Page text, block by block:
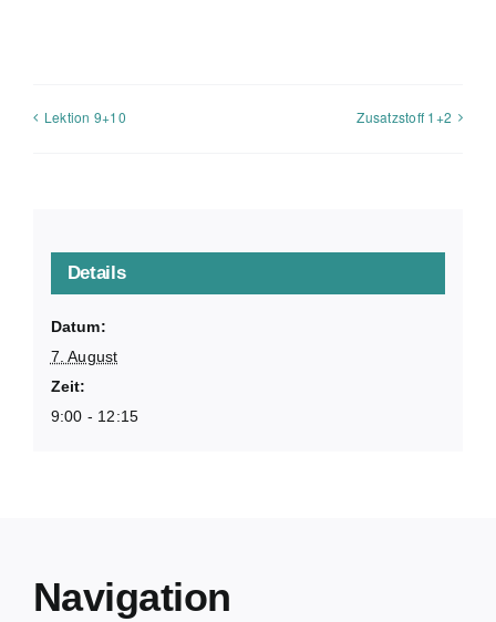
Lektion 9+10 Zusatzstoff 1+2
Details
Datum:
7. August
Zeit:
9:00 - 12:15
Navigation